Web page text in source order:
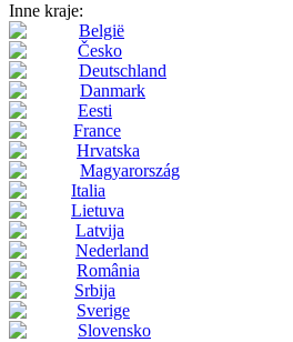
Inne kraje:
België
Česko
Deutschland
Danmark
Eesti
France
Hrvatska
Magyarország
Italia
Lietuva
Latvija
Nederland
România
Srbija
Sverige
Slovensko